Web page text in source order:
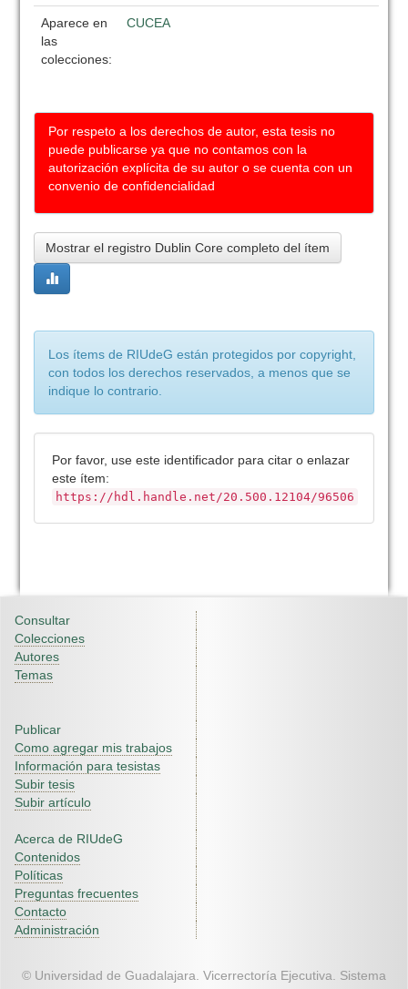
Aparece en
las
colecciones:
CUCEA
Por respeto a los derechos de autor, esta tesis no
puede publicarse ya que no contamos con la
autorización explícita de su autor o se cuenta con un
convenio de confidencialidad
Mostrar el registro Dublin Core completo del ítem
Los ítems de RIUdeG están protegidos por copyright,
con todos los derechos reservados, a menos que se
indique lo contrario.
Por favor, use este identificador para citar o enlazar
este ítem:
https://hdl.handle.net/20.500.12104/96506
Consultar
Colecciones
Autores
Temas
Publicar
Como agregar mis trabajos
Información para tesistas
Subir tesis
Subir artículo
Acerca de RIUdeG
Contenidos
Políticas
Preguntas frecuentes
Contacto
Administración
© Universidad de Guadalajara. Vicerrectoría Ejecutiva. Sistema